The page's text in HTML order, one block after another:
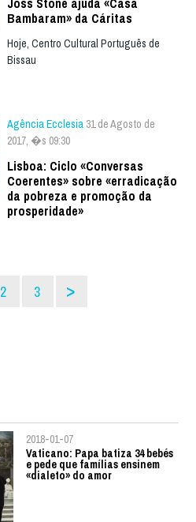
Bambaram» da Cáritas
Hoje, Centro Cultural Português de
Bissau
Agência Ecclesia 31 de Agosto de
2017, �s 09:30
Lisboa: Ciclo «Conversas
Coerentes» sobre «erradicação
da pobreza e promoção da
prosperidade»
2 3 >
2018-01-07
Vaticano: Papa batiza 34 bebés
e pede que famílias ensinem
«dialeto» do amor